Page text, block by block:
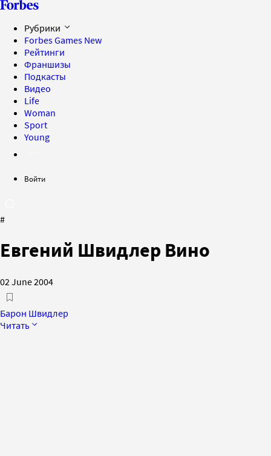
Рубрики
Forbes Games New
Рейтинги
Франшизы
Подкасты
Видео
Life
Woman
Sport
Young
Войти
#
Евгений Швидлер Вино
02 June 2004
Барон Швидлер
Читать